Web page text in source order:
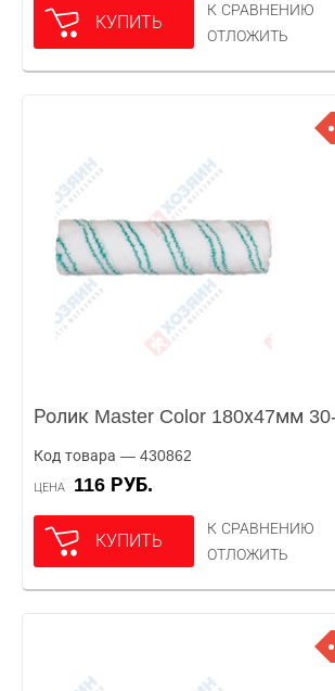
КУПИТЬ
К СРАВНЕНИЮ
ОТЛОЖИТЬ
Ролик Master Color 180х47мм
Код товара — 430862
ЦЕНА 116 РУБ.
КУПИТЬ
К СРАВНЕНИЮ
ОТЛОЖИТЬ